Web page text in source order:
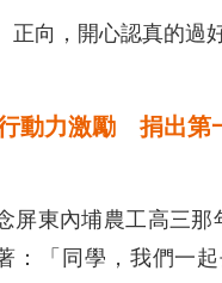
正向，開心認真的過
動力激勵 捐出第
東內埔農工高三那年
：「同學，我們一